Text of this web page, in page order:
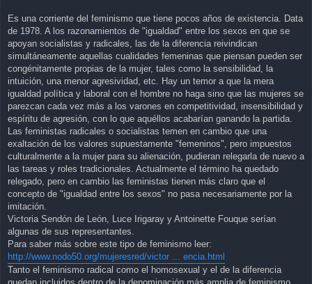
Es una corriente del feminismo que tiene pocos años de existencia. Data
de 1978. A los razonamientos de "igualdad" entre los sexos en que se
apoyan socialistas y radicales, las de la diferencia reivindican
simultáneamente aquellas cualidades femeninas que piensan pueden ser
congénitamente propias de la mujer, tales como la sensibilidad, la
intuición, una menor agresividad, etc. Hay un temor a que la mera
igualdad política y laboral con el hombre no haga sino que las mujeres se
parezcan cada vez más a los varones en competitividad, insensibilidad y
espíritu de agresión, con lo que aquéllos acabarían ganando la partida.
Las feministas radicales o socialistas temen en cambio que una
exaltación de los valores supuestamente "femeninos", pero impuestos
culturalmente a la mujer para su alienación, pudieran relegarla de nuevo a
las tareas y roles tradicionales. Actualmente el término ha quedado
relegado, pero en cambio las feministas tienen más claro que el
concepto de "igualdad entre los sexos" no pasa necesariamente por la
imitación.
Victoria Sendón de León, Luce Irigaray y Antoinette Fouque serían
algunas de sus representantes.
Para saber más sobre este tipo de feminismo leer:
http://www.nodo50.org/mujeresred/victor ... encia.html
Tanto el feminismo radical como el homosexual y el de la diferencia